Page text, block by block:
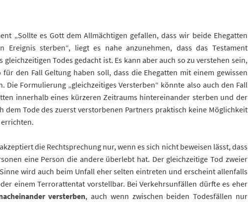
„Sollte es Gott dem Allmächtigen gefallen, dass wir beide Ehegatten
Ereignis sterben“, liegt es nahe anzunehmen, dass das Testament
Todes gedacht ist. Es kann aber auch so zu verstehen sein,
für den Fall Geltung haben soll, dass die Ehegatten mit einem gewissen
Die Formulierung „gleichzeitiges Versterben“ könnte also auch den Fall
innerhalb eines kürzeren Zeitraums hintereinander sterben und der
dem Tode des zuerst verstorbenen Partners praktisch keine Möglichkeit
die Rechtsprechung nur, wenn es sich nicht beweisen lässt, dass
eine Person die andere überlebt hat. Der gleichzeitige Tod zweier
wird auch beim Unfall eher selten eintreten und erscheint allenfalls
einem Terrorattentat vorstellbar. Bei Verkehrsunfällen dürfte es eher
versterben, auch wenn zwischen beiden Todesfällen nur